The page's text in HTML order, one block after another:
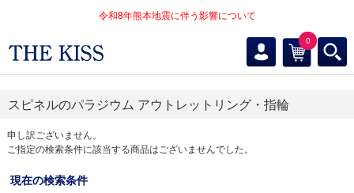
令和8年熊本地震に伴う影響について
0
スピネルのパラジウム アウトレットリング・指輪
申し訳ございません。
ご指定の検索条件に該当する商品はございませんでした。
現在の検索条件